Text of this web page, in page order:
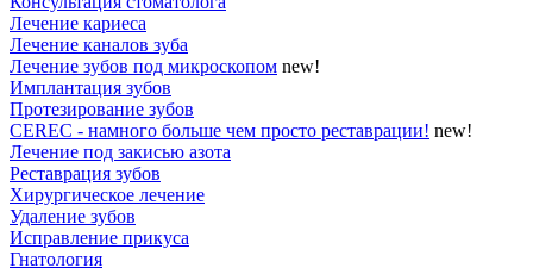
Лечение кариеса
Лечение каналов зуба
Лечение зубов под микроскопом new!
Имплантация зубов
Протезирование зубов
CEREC - намного больше чем просто реставрации! new!
Лечение под закисью азота
Реставрация зубов
Хирургическое лечение
Удаление зубов
Исправление прикуса
Гнатология